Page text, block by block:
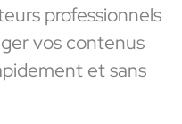
professionnels
vos contenus
et sans